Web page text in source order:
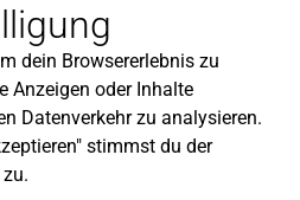
und mehr findest du in
dein Browsererlebnis zu
Anzeigen oder Inhalte
Datenverkehr zu analysieren.
stimmst du der